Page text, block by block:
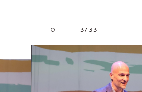
3/33